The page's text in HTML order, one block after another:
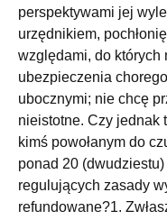
perspektywami jej
urzędnikiem,
względami, do których
ubezpieczenia
ubocznymi; nie chcę
nieistotne. Czy jednak
kimś powołanym do
ponad 20
regulujących zasady
refundowane?1.